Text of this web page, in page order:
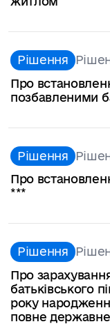
Рішення
Про
позбавленими
Рішення
Про
***
Рішення
Про
батьківського
року
повне